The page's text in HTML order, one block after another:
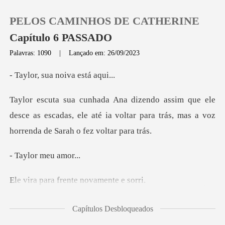
Loja
Histórico
PELOS CAMINHOS DE CATHERINE
Capítulo 6 PASSADO
Palavras: 1090 |Lançado em: 26/09/2023
sua noiva
e
desce as escadas, ele até ia voltar para trás, m
or meu
frente novam
Capítulos Desbloqueados